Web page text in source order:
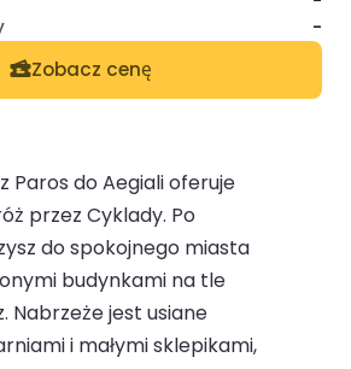
-
Zobacz cenę
Paros do Aegiali oferuje
przez Cyklady. Po
do spokojnego miasta
budynkami na tle
Nabrzeże jest usiane
i małymi sklepikami,